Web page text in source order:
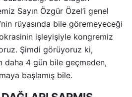
Sayın Özgür Özel’i genel
rüyasında bile göremeyeceği
işleyişiyle kongremiz
Şimdi görüyoruz ki,
daha 4 gün bile geçmeden,
başlamış bile.